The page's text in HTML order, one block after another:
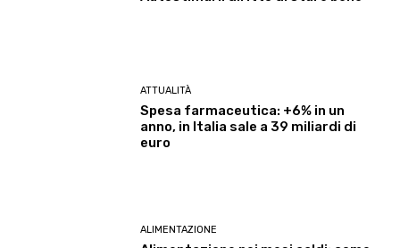
ATTUALITÀ
Spesa farmaceutica: +6% in un
anno, in Italia sale a 39 miliardi di
euro
ALIMENTAZIONE